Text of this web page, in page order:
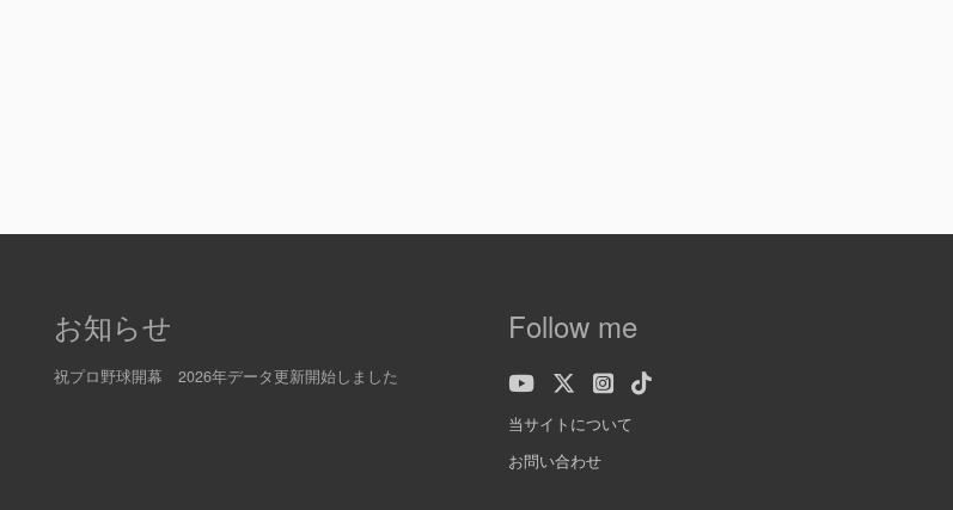
お知らせ
祝プロ野球開幕 2026年データ更新開始しました
Follow me
当サイトについて
お問い合わせ